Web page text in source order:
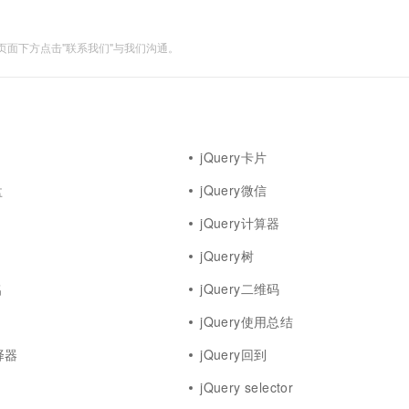
下方点击"联系我们"与我们沟通。
jQuery卡片
jQuery微信
jQuery计算器
jQuery树
jQuery二维码
jQuery使用总结
器
jQuery回到
jQuery selector